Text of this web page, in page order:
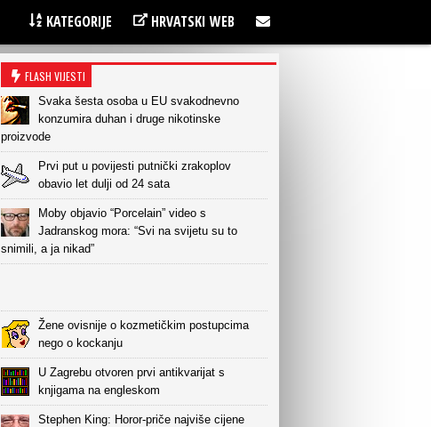
KATEGORIJE HRVATSKI WEB
FLASH VIJESTI
Svaka šesta osoba u EU svakodnevno
konzumira duhan i druge nikotinske
proizvode
Prvi put u povijesti putnički zrakoplov
obavio let dulji od 24 sata
Moby objavio “Porcelain” video s
Jadranskog mora: “Svi na svijetu su to
snimili, a ja nikad”
Žene ovisnije o kozmetičkim postupcima
nego o kockanju
U Zagrebu otvoren prvi antikvarijat s
knjigama na engleskom
Stephen King: Horor-priče najviše cijene